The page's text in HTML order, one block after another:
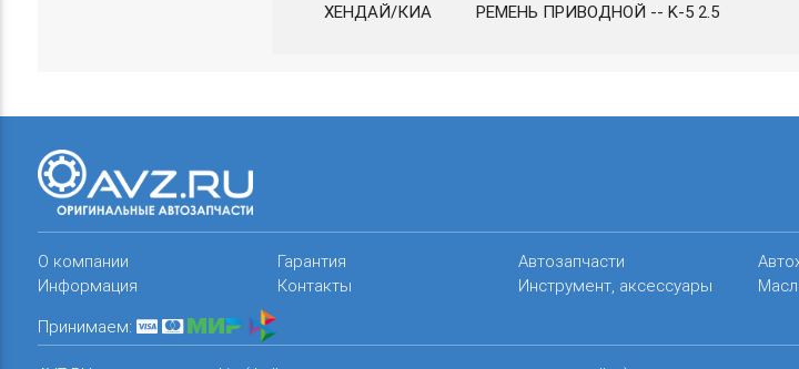
ХЕНДАЙ/КИА РЕМЕНЬ ПРИВОДНОЙ -- K-5 2.5
О компании
Информация
Гарантия
Контакты
Автозапчасти
Инструмент, аксессуары
Принимаем: